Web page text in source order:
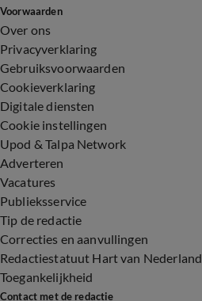
Voorwaarden
Over ons
Privacyverklaring
Gebruiksvoorwaarden
Cookieverklaring
Digitale diensten
Cookie instellingen
Upod & Talpa Network
Adverteren
Vacatures
Publieksservice
Tip de redactie
Correcties en aanvullingen
Redactiestatuut Hart van Nederland
Toegankelijkheid
Contact met de redactie